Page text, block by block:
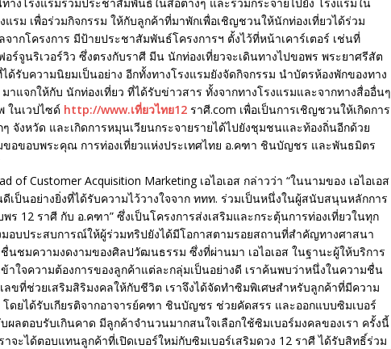
แรม เพื่อร่วมกิจกรรม ให้กับลูกค้าที่มาพักเพื่อเชิญชวนให้นักท่องเที่ยวได้ร่วม
ากโครงการ มีป้ายประชาสัมพันธ์โครงการฯ ตั้งไว้ที่หน้าเคาร์เตอร์ เช่นที่
ร์จูนริเวอร์วิว ซึ่งตรงกับราศี มีน นักท่องเที่ยวจะเดินทางไปขอพร พระยาศรีสัต
รับความนิยมเป็นอย่าง อีกทั้งทางโรงแรมยังจัดกิจกรรม นำบัตรห้องพักของทาง
าแจกให้กับ นักท่องเที่ยว ที่ได้รับข่าวสาร ทั้งจากทางโรงแรมและจากทางสื่ออื่นๆ
ในเวปไซด์ http://www.เที่ยวไทย12ราศี.com เพื่อเป็นการเชิญชวนให้เกิดการ
ๆ จังหวัด และเกิดการหมุนเวียนกระจายรายได้ไปยังชุมชนและท้องถิ่นอีกด้วย
ขอขอบพระคุณ การท่องเที่ยวแห่งประเทศไทย อ.คฑา ชินบัญชร และพันธมิตร
of Customer Acquisition Marketing เอไอเอส กล่าวว่า “ในนามของ เอไอเอส
เป็นอย่างยิ่งที่ได้รับความไว้วางใจจาก ททท. ร่วมเป็นหนึ่งในผู้สนับสนุนหลักการ
พร 12 ราศี กับ อ.คฑา” ซึ่งเป็นโครงการส่งเสริมและกระตุ้นการท่องเที่ยวในทุก
มอบประสบการณ์ให้ผู้ร่วมทริปยังได้มีโอกาสตามรอยสถานที่สำคัญทางศาสนา
นชมความงดงามของศิลปวัฒนธรรม ซึ่งที่ผ่านมา เอไอเอส ในฐานะผู้ให้บริการ
าใจความต้องการของลูกค้าแต่ละกลุ่มเป็นอย่างดี เราค้นพบว่าหนึ่งในความชื่น
ลขที่ช่วยเสริมสิริมงคลให้กับชีวิต เราจึงได้จัดทำซิมพิเศษสำหรับลูกค้าที่มีความ
ดยได้รับเกียรติจากอาจารย์คฑา ชินบัญชร ช่วยคัดสรร และออกแบบซิมเบอร์
ผลตอบรับเกินคาด มีลูกค้าจำนวนมากสนใจเลือกใช้ซิมเบอร์มงคลของเรา ครั้งนี้
าจะได้ตอบแทนลูกค้าที่เปิดเบอร์ใหม่กับซิมเบอร์เสริมดวง 12 ราศี ได้รับสิทธิ์ร่วม